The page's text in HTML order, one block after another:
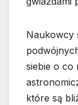
Naukowcy
siebie o co
które są